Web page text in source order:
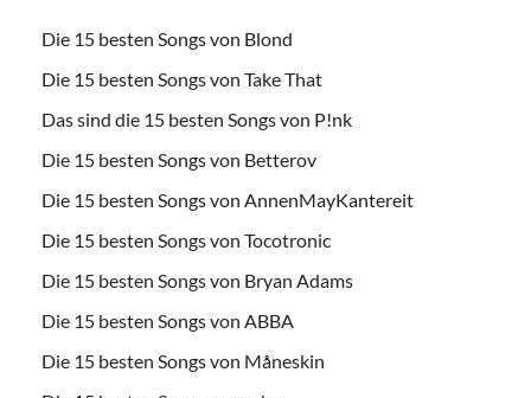
Die 15 besten Songs von Blond
Die 15 besten Songs von Take That
Das sind die 15 besten Songs von P!nk
Die 15 besten Songs von Betterov
Die 15 besten Songs von AnnenMayKantereit
Die 15 besten Songs von Tocotronic
Die 15 besten Songs von Bryan Adams
Die 15 besten Songs von ABBA
Die 15 besten Songs von Måneskin